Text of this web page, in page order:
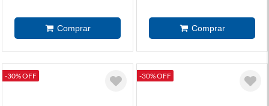
-30% OFF -30% OFF